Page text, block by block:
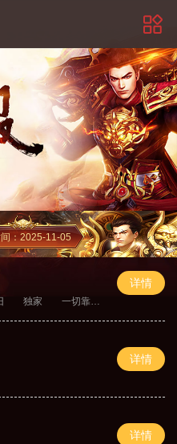
：2025-11-05
家 一切靠打
详情
详情
详情